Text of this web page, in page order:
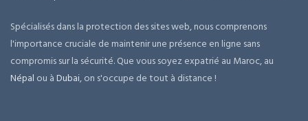
Spécialisés dans la protection des sites web, nous comprenons
l'importance cruciale de maintenir une présence en ligne sans
compromis sur la sécurité. Que vous soyez expatrié au Maroc, au
Népal ou àDubai, on s'occupe de tout à distance !